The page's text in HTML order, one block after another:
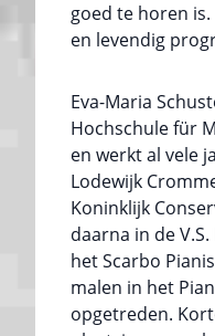
goed te horen
en levendig
Eva-Maria
Hochschule für
en werkt al vele
Lodewijk
Koninklijk
daarna in de
het Scarbo
malen in het
opgetreden.